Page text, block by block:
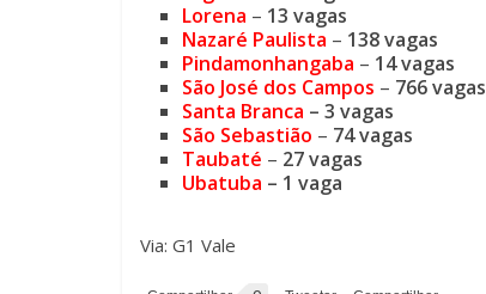
Lorena – 13 vagas
Nazaré Paulista – 138 vagas
Pindamonhangaba – 14 vagas
São José dos Campos – 766 vagas
Santa Branca – 3 vagas
São Sebastião – 74 vagas
Taubaté – 27 vagas
Ubatuba – 1 vaga
Via: G1 Vale